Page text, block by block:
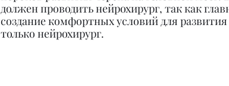
должен проводить нейрохирург, так как
создание комфортных условий для
только нейрохирург.